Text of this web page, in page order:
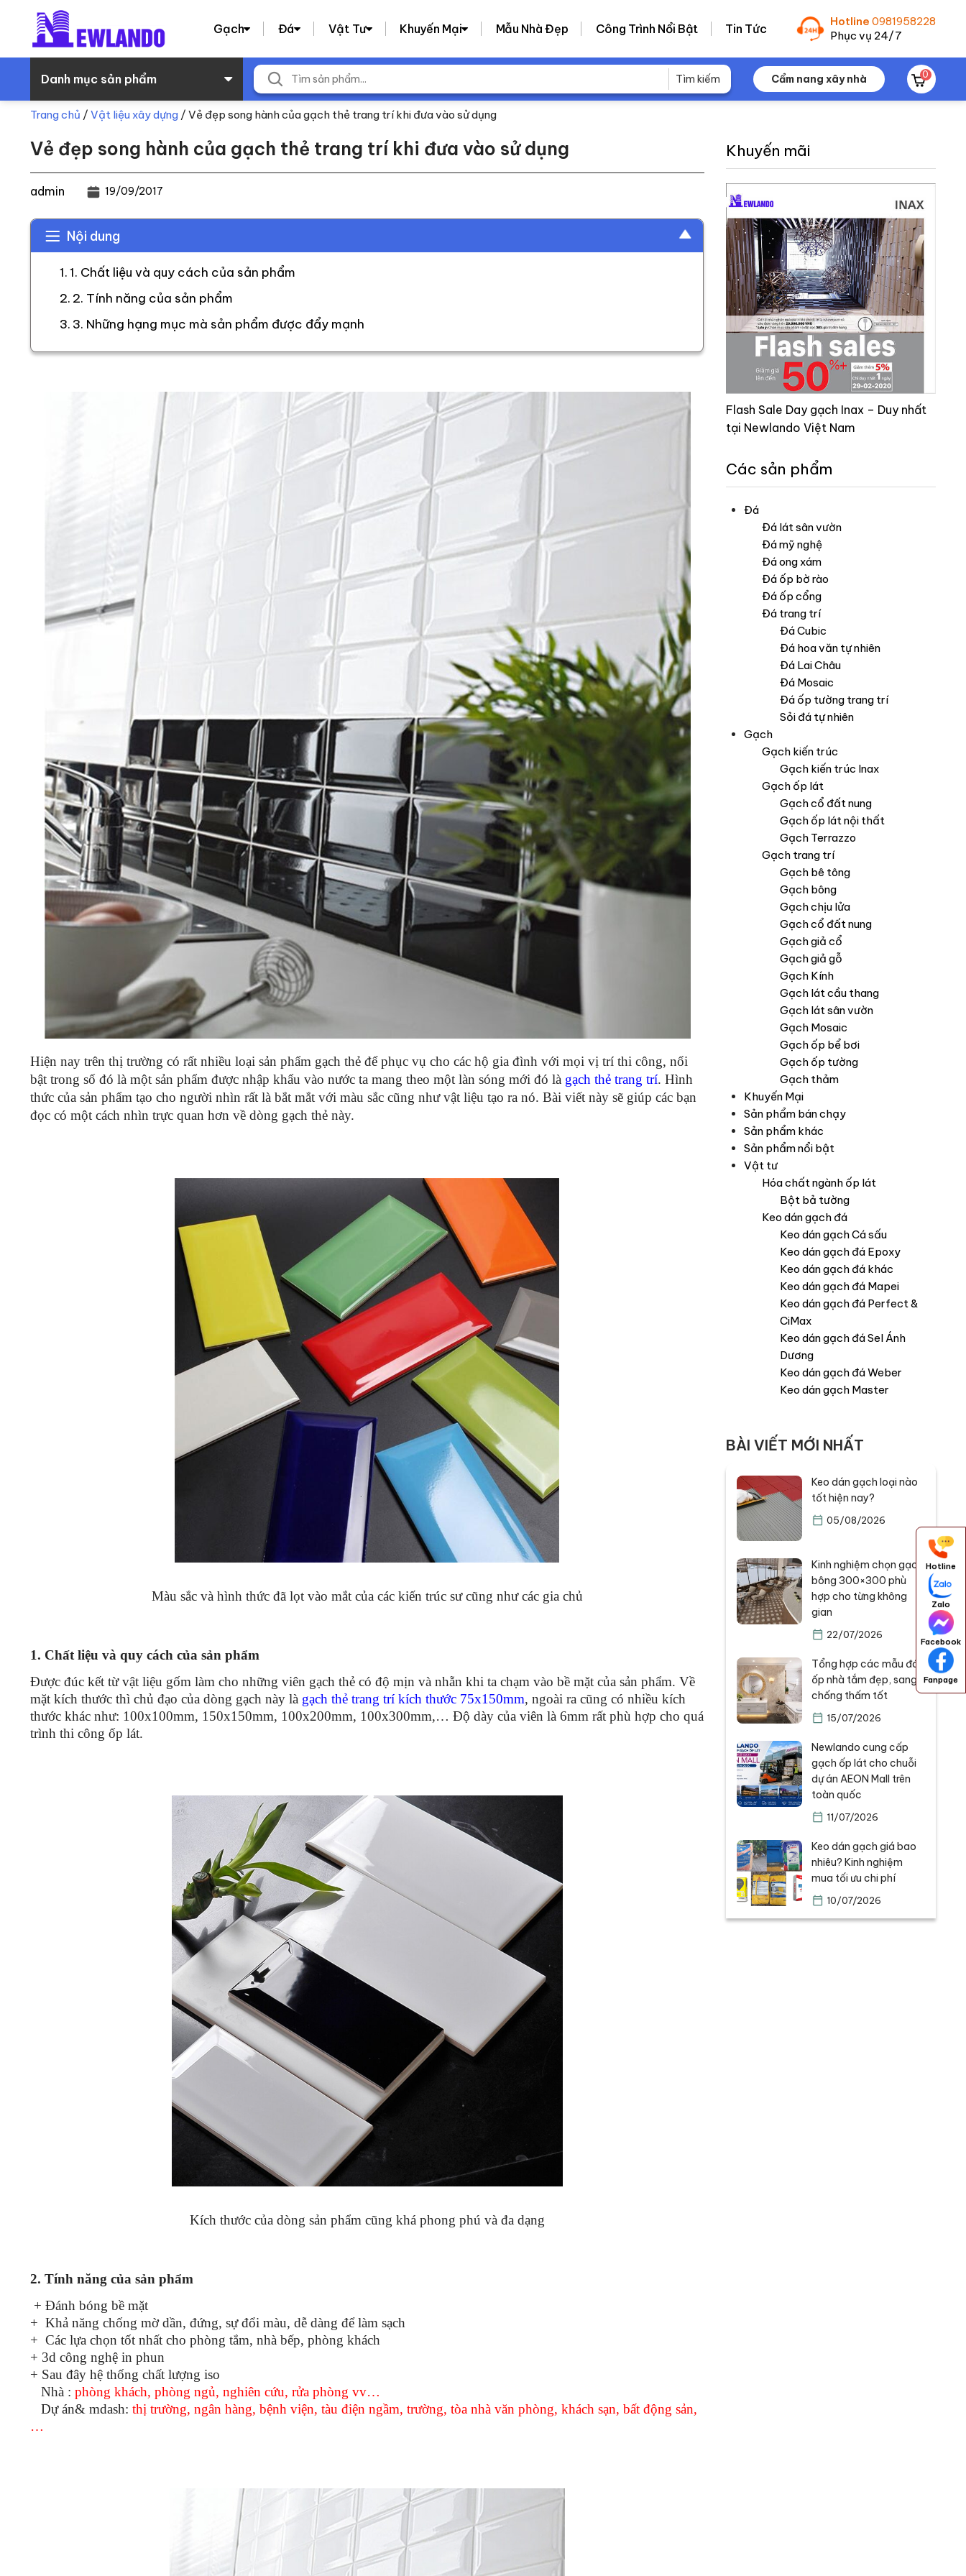
Gạch Đá Vật Tư Khuyến Mại Mẫu Nhà Đẹp Công Trình Nổi Bật Tin Tức
Hotline 0981958228
Phục vụ 24/7
Danh mục sản phẩm Cẩm nang xây nhà 0
Trang chủ / Vật liệu xây dựng / Vẻ đẹp song hành của gạch thẻ trang trí khi đưa vào sử dụng
Vẻ đẹp song hành của gạch thẻ trang trí khi đưa vào sử dụng
admin 19/09/2017
Nội dung
1. Chất liệu và quy cách của sản phẩm
2. Tính năng của sản phẩm
3. Những hạng mục mà sản phẩm được đẩy mạnh
Hiện nay trên thị trường có rất nhiều loại sản phẩm gạch thẻ để phục vụ cho các hộ gia đình với mọi vị trí thi công, nổi
bật trong số đó là một sản phẩm được nhập khẩu vào nước ta mang theo một làn sóng mới đó là gạch thẻ trang trí. Hình
thức của sản phẩm tạo cho người nhìn rất là bắt mắt với màu sắc cũng như vật liệu tạo ra nó. Bài viết này sẽ giúp các bạn
đọc có một cách nhìn trực quan hơn về dòng gạch thẻ này.
Màu sắc và hình thức đã lọt vào mắt của các kiến trúc sư cũng như các gia chủ
1. Chất liệu và quy cách của sản phẩm
Được đúc kết từ vật liệu gốm làm cho những viên gạch thẻ có độ mịn và nhẵn khi ta chạm vào bề mặt của sản phẩm. Về
mặt kích thước thì chủ đạo của dòng gạch này là gạch thẻ trang trí kích thước 75x150mm, ngoài ra cũng có nhiều kích
thước khác như: 100x100mm, 150x150mm, 100x200mm, 100x300mm,… Độ dày của viên là 6mm rất phù hợp cho quá
trình thi công ốp lát.
Kích thước của dòng sản phẩm cũng khá phong phú và đa dạng
2. Tính năng của sản phẩm
+ Đánh bóng bề mặt
+ Khả năng chống mờ dần, đứng, sự đổi màu, dễ dàng để làm sạch
+ Các lựa chọn tốt nhất cho phòng tắm, nhà bếp, phòng khách
+ 3d công nghệ in phun
+ Sau đây hệ thống chất lượng iso
Nhà : phòng khách, phòng ngủ, nghiên cứu, rửa phòng vv…
Dự án& mdash: thị trường, ngân hàng, bệnh viện, tàu điện ngầm, trường, tòa nhà văn phòng, khách sạn, bất động sản,
…
Khuyến mãi
Flash Sale Day gạch Inax – Duy nhất
tại Newlando Việt Nam
Các sản phẩm
Đá
Đá lát sân vườn
Đá mỹ nghệ
Đá ong xám
Đá ốp bờ rào
Đá ốp cổng
Đá trang trí
Đá Cubic
Đá hoa văn tự nhiên
Đá Lai Châu
Đá Mosaic
Đá ốp tường trang trí
Sỏi đá tự nhiên
Gạch
Gạch kiến trúc
Gạch kiến trúc Inax
Gạch ốp lát
Gạch cổ đất nung
Gạch ốp lát nội thất
Gạch Terrazzo
Gạch trang trí
Gạch bê tông
Gạch bông
Gạch chịu lửa
Gạch cổ đất nung
Gạch giả cổ
Gạch giả gỗ
Gạch Kính
Gạch lát cầu thang
Gạch lát sân vườn
Gạch Mosaic
Gạch ốp bể bơi
Gạch ốp tường
Gạch thảm
Khuyến Mại
Sản phẩm bán chạy
Sản phẩm khác
Sản phẩm nổi bật
Vật tư
Hóa chất ngành ốp lát
Bột bả tường
Keo dán gạch đá
Keo dán gạch Cá sấu
Keo dán gạch đá Epoxy
Keo dán gạch đá khác
Keo dán gạch đá Mapei
Keo dán gạch đá Perfect &
CiMax
Keo dán gạch đá Sel Ánh
Dương
Keo dán gạch đá Weber
Keo dán gạch Master
BÀI VIẾT MỚI NHẤT
Keo dán gạch loại nào
tốt hiện nay?
05/08/2026
Kinh nghiệm chọn gạch
bông 300×300 phù
hợp cho từng không
gian
22/07/2026
Tổng hợp các mẫu đá
ốp nhà tắm đẹp, sang,
chống thấm tốt
15/07/2026
Newlando cung cấp
gạch ốp lát cho chuỗi
dự án AEON Mall trên
toàn quốc
11/07/2026
Keo dán gạch giá bao
nhiêu? Kinh nghiệm
mua tối ưu chi phí
10/07/2026
Hotline
Zalo
Facebook
Fanpage